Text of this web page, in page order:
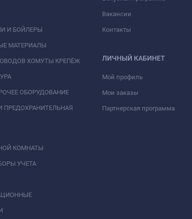
И БОЙЛЕРЫ
МАТЕРИАЛЫ
ХОМУТЫ КРЕПЁЖ
ОБОРУДОВАНИЕ
ПРЕДОХРАНИТЕЛЬНАЯ
КОМНАТЫ
УЧЕТА
Вакансии
Контакты
ЛИЧНЫЙ КАБИНЕТ
Мой профиль
Мои заказы
Партнерская программа